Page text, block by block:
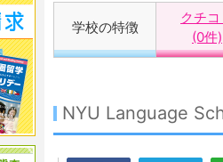
学校の特徴
クチコ
(0件)
NYU Language